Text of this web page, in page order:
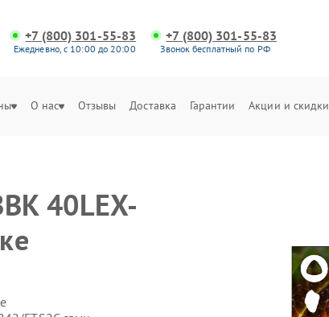
+7 (800) 301-55-83
Ежедневно, с 10:00 до 20:00
+7 (800) 301-55-83
Звонок бесплатный по РФ
О нас Отзывы Доставка Гарантии Акции и скидки
40LEX-